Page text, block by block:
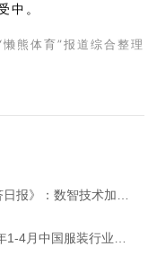
中。
懒熊体育”报道综合整理
报》：数智技术加速服装业破局
月中国服装行业经济运行简报